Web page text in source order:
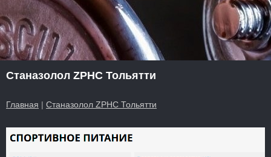
Станазолол ZPHC Тольятти
Главная | Станазолол ZPHC Тольятти